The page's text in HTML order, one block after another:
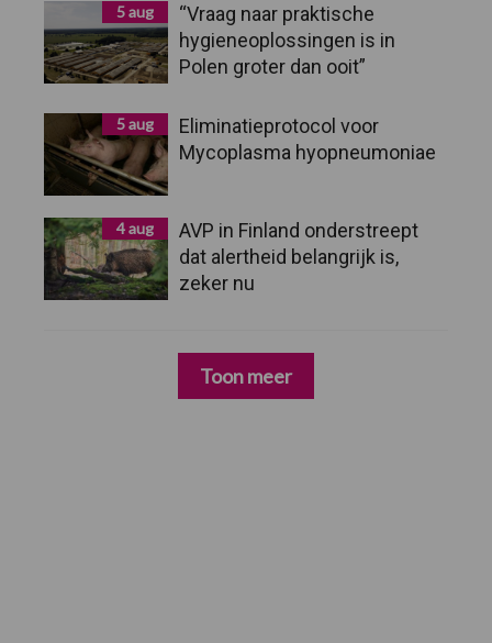
5 aug
“Vraag naar praktische
hygieneoplossingen is in
Polen groter dan ooit”
5 aug
Eliminatieprotocol voor
Mycoplasma hyopneumoniae
4 aug
AVP in Finland onderstreept
dat alertheid belangrijk is,
zeker nu
Toon meer